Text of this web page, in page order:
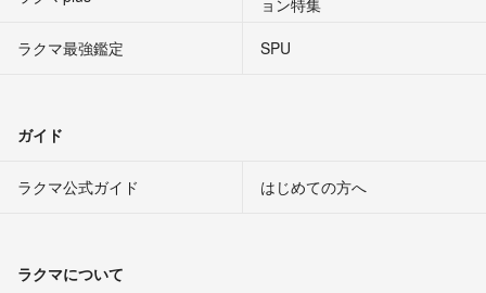
ラクマ最強鑑定
SPU
ガイド
ラクマ公式ガイド はじめての方へ
ラクマについて